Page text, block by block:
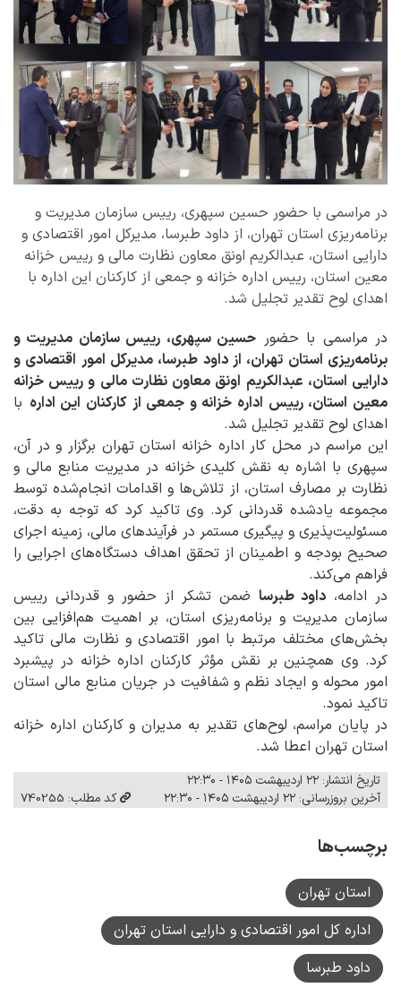
در مراسمی با حضور حسین سپهری، رییس سازمان مدیریت و
برنامه‌ریزی استان تهران، از داود طبرسا، مدیرکل امور اقتصادی و
دارایی استان، عبدالکریم اونق معاون نظارت مالی و رییس خزانه
معین استان، رییس اداره خزانه و جمعی از کارکنان این اداره با
اهدای لوح تقدیر تجلیل شد.
در مراسمی با حضور حسین سپهری، رییس سازمان مدیریت و
برنامه‌ریزی استان تهران، از داود طبرسا، مدیرکل امور اقتصادی و
دارایی استان، عبدالکریم اونق معاون نظارت مالی و رییس خزانه
معین استان، رییس اداره خزانه و جمعی از کارکنان این اداره با
اهدای لوح تقدیر تجلیل شد.
این مراسم در محل کار اداره خزانه استان تهران برگزار و در آن،
سپهری با اشاره به نقش کلیدی خزانه در مدیریت منابع مالی و
نظارت بر مصارف استان، از تلاش‌ها و اقدامات انجام‌شده توسط
مجموعه یادشده قدردانی کرد. وی تاکید کرد که توجه به دقت،
مسئولیت‌پذیری و پیگیری مستمر در فرآیندهای مالی، زمینه اجرای
صحیح بودجه و اطمینان از تحقق اهداف دستگاه‌های اجرایی را
فراهم می‌کند.
در ادامه، داود طبرسا ضمن تشکر از حضور و قدردانی رییس
سازمان مدیریت و برنامه‌ریزی استان، بر اهمیت هم‌افزایی بین
بخش‌های مختلف مرتبط با امور اقتصادی و نظارت مالی تاکید
کرد. وی همچنین بر نقش مؤثر کارکنان اداره خزانه در پیشبرد
امور محوله و ایجاد نظم و شفافیت در جریان منابع مالی استان
تاکید نمود.
در پایان مراسم، لوح‌های تقدیر به مدیران و کارکنان اداره خزانه
استان تهران اعطا شد.
تاریخ انتشار: ۲۲ اردیبهشت ۱۴۰۵ - ۲۲:۳۰
آخرین بروزرسانی: ۲۲ اردیبهشت ۱۴۰۵ - ۲۲:۳۰
کد مطلب: 740255
برچسب‌ها
استان تهران
اداره کل امور اقتصادی و دارایی استان تهران
داود طبرسا